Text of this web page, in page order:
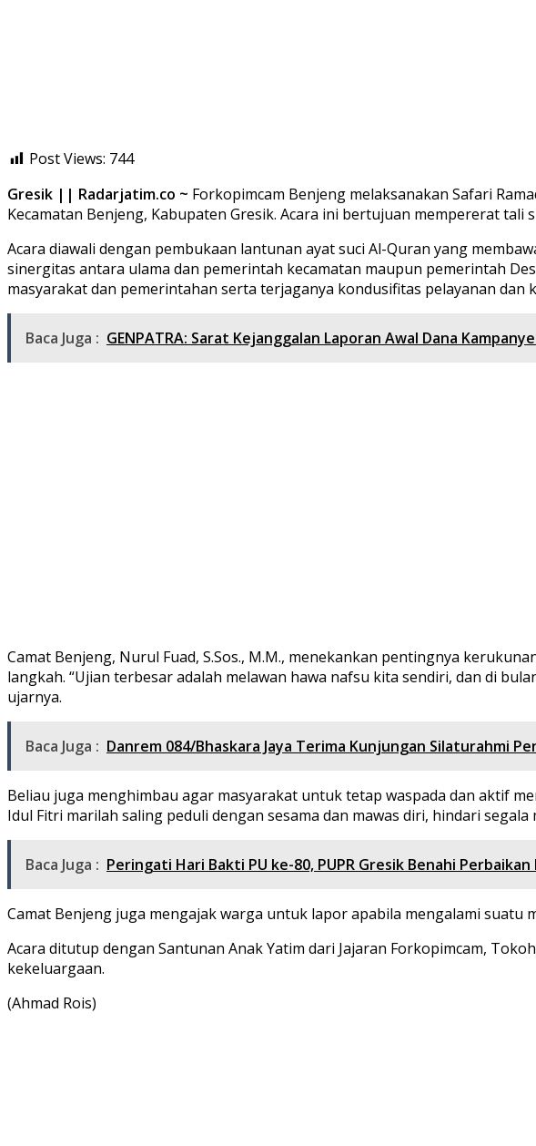
Post Views: 744
Gresik || Radarjatim.co ~ Forkopimcam Benjeng melaksanakan Safari
Kecamatan Benjeng, Kabupaten Gresik. Acara ini bertujuan mempererat tali
Acara diawali dengan pembukaan lantunan ayat suci Al-Quran yang
sinergitas antara ulama dan pemerintah kecamatan maupun pemerintah
masyarakat dan pemerintahan serta terjaganya kondusifitas pelayanan dan
Baca Juga : GENPATRA: Sarat Kejanggalan Laporan Awal Dana
Camat Benjeng, Nurul Fuad, S.Sos., M.M., menekankan pentingnya
langkah. “Ujian terbesar adalah melawan hawa nafsu kita sendiri, dan di
ujarnya.
Baca Juga : Danrem 084/Bhaskara Jaya Terima Kunjungan Silaturahmi
Beliau juga menghimbau agar masyarakat untuk tetap waspada dan aktif
Idul Fitri marilah saling peduli dengan sesama dan mawas diri, hindari
Baca Juga : Peringati Hari Bakti PU ke-80, PUPR Gresik Benahi
Camat Benjeng juga mengajak warga untuk lapor apabila mengalami suatu
Acara ditutup dengan Santunan Anak Yatim dari Jajaran Forkopimcam,
kekeluargaan.
(Ahmad Rois)